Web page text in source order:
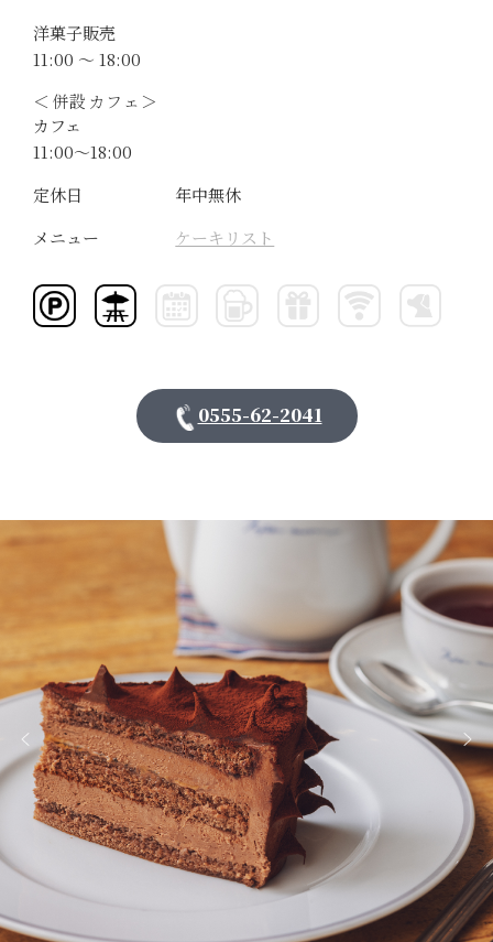
洋菓子販売
11:00 〜 18:00
＜併設カフェ＞
カフェ
11:00～18:00
定休日
年中無休
メニュー
ケーキリスト
0555-62-2041